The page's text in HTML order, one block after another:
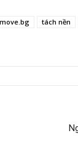
tách nền